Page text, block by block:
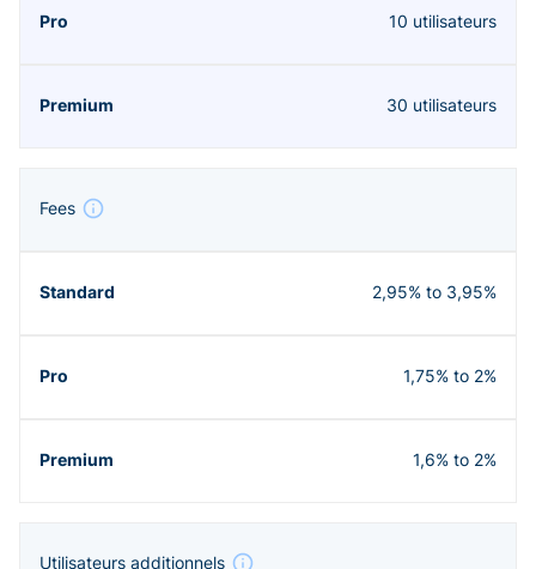
10 utilisateurs
30 utilisateurs
Fees
2,95% to 3,95%
1,75% to 2%
1,6% to 2%
Utilisateurs additionnels